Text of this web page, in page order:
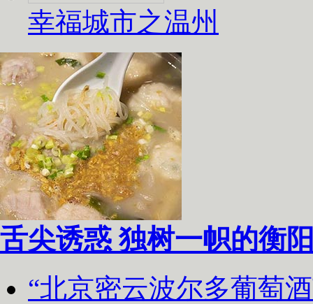
幸福城市之温州
舌尖诱惑 独树一帜的衡
“北京密云波尔多葡萄